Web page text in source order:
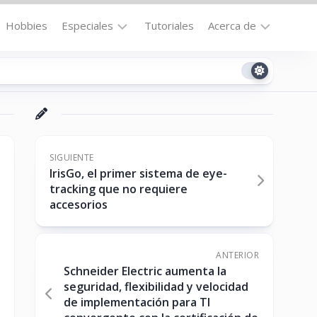
Hobbies Especiales
la
Destacados
Downloads
No-
cat
Tutoriales Acerca de
Contacto
SIGUIENTE
IrisGo, el primer sistema de eye-
tracking que no requiere
accesorios
ANTERIOR
Schneider Electric aumenta la
seguridad, flexibilidad y velocidad
de implementación para TI